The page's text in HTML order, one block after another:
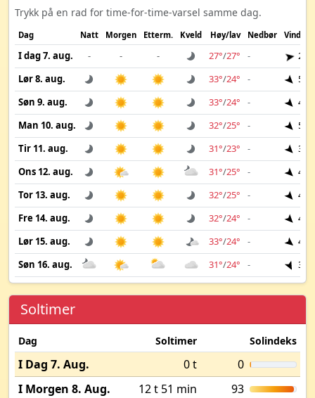
Trykk på en rad for time-for-time-varsel samme dag.
Dag Natt Morgen Etterm. Kveld Høy/lav Nedbør Vind
I dag 7. aug. - - - 27°/27° -
2
Lør 8. aug.
33°/24° -
5
Søn 9. aug.
33°/24° -
4
Man 10. aug.
32°/25° -
5
Tir 11. aug.
31°/23° -
3
Ons 12. aug.
31°/25° -
4
Tor 13. aug.
32°/25° -
4
Fre 14. aug.
32°/24° -
4
Lør 15. aug.
33°/24° -
4
Søn 16. aug.
31°/24° - 3
Soltimer
Dag Soltimer Solindeks
I Dag 7. Aug. 0 t
0
I Morgen 8. Aug.
12 t 51 min
93